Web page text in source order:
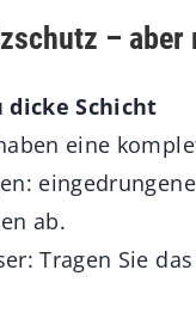
–
dicke Schicht
eine
ab.
Tragen Sie